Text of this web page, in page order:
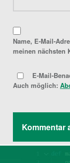
Name, E-Mail-
meinen nächsten
E-Mail-
Auch möglich:
Post navigation